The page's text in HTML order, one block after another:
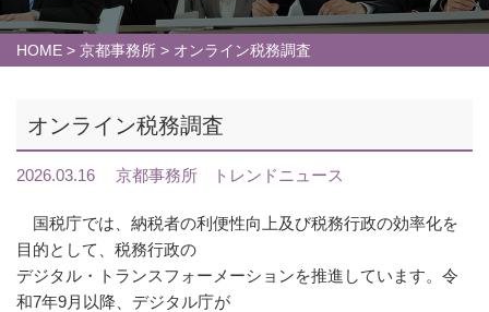
HOME > 京都事務所 > オンライン税務調査
オンライン税務調査
2026.03.16 京都事務所 トレンドニュース
国税庁では、納税者の利便性向上及び税務行政の効率化を
目的として、税務行政の
デジタル・トランスフォーメーションを推進しています。令
和7年9月以降、デジタル庁が